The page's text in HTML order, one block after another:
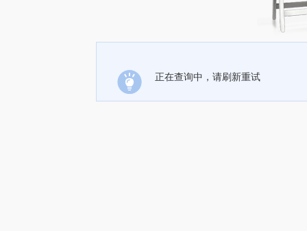
正在查询中，请刷新重试